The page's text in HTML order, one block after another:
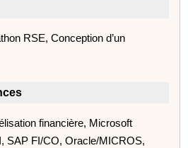
RSE, Conception d’un
financière, Microsoft
SAP FI/CO, Oracle/MICROS,